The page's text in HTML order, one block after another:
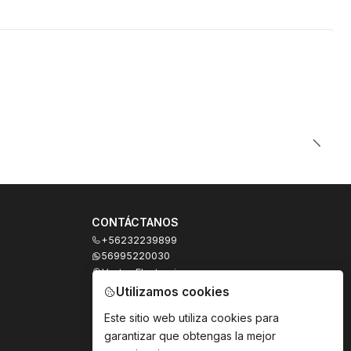
CONTÁCTANOS
+56232239899
56995220030
Ventas Electronicas
Moneda 973, local 327
Santiago - Santiago Centro
Utilizamos cookies
Este sitio web utiliza cookies para
garantizar que obtengas la mejor